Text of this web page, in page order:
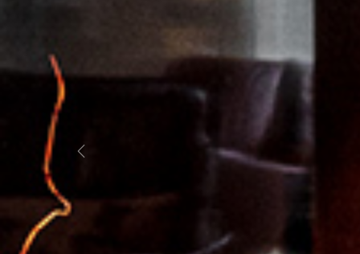
Previous